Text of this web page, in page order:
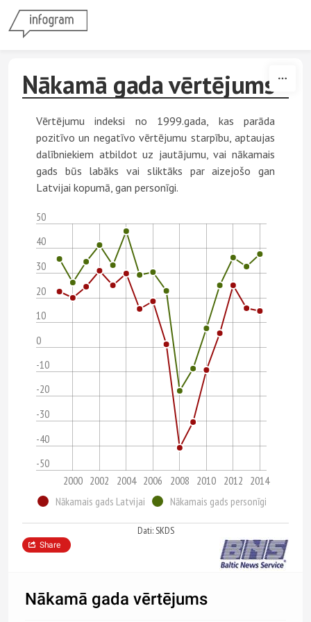
Nākamā gada vērtējums
Vērtējumu indeksi no 1999.gada, kas parāda
pozitīvo un negatīvo vērtējumu starpību, aptaujas
dalībniekiem atbildot uz jautājumu, vai nākamais
gads būs labāks vai sliktāks par aizejošo gan
Latvijai kopumā, gan personīgi.
-50
-40
-30
-20
-10
0
10
20
30
40
50
2000 2002 2004 2006 2008 2010 2012 2014
Nākamais gads Latvijai
Nākamais gads personīgi
Dati: SKDS
Share
Nākamā gada vērtējums